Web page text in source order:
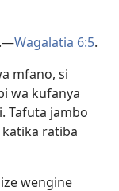
Wagalatia 6:5.
mfano, si
wa kufanya
Tafuta jambo
ratiba
wengine